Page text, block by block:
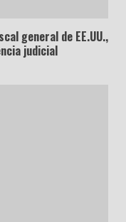
general de EE.UU.,
judicial